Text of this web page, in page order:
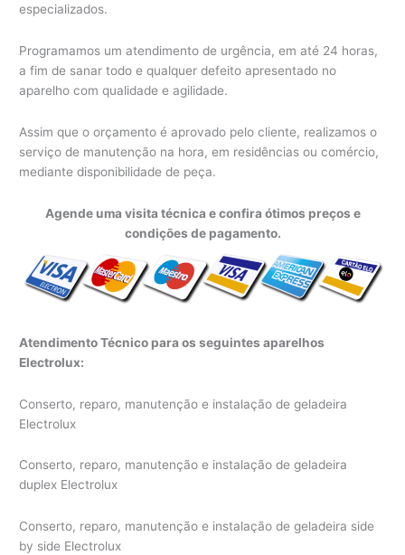
especializados.
Programamos um atendimento de urgência, em até 24 horas,
a fim de sanar todo e qualquer defeito apresentado no
aparelho com qualidade e agilidade.
Assim que o orçamento é aprovado pelo cliente, realizamos o
serviço de manutenção na hora, em residências ou comércio,
mediante disponibilidade de peça.
Agende uma visita técnica e confira ótimos preços e
condições de pagamento.
Atendimento Técnico para os seguintes aparelhos
Electrolux:
Conserto, reparo, manutenção e instalação de geladeira
Electrolux
Conserto, reparo, manutenção e instalação de geladeira
duplex Electrolux
Conserto, reparo, manutenção e instalação de geladeira side
by side Electrolux